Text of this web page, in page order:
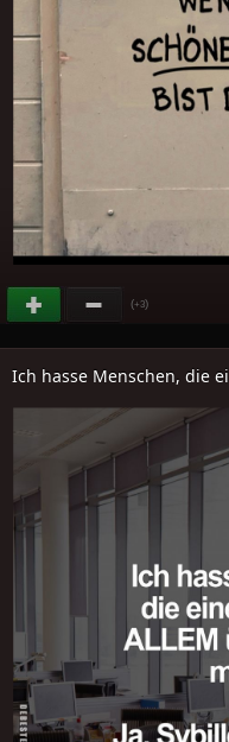
(+3)
Ich hasse Menschen, die